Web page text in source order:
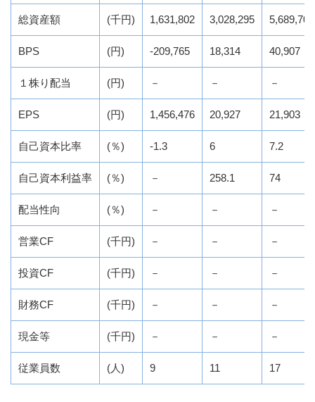
総資産額 (千円) 1,631,802 3,028,295 5,689,701
BPS (円) -209,765 18,314 40,907
１株り配当 (円) － － －
EPS (円) 1,456,476 20,927 21,903
自己資本比率 (％) -1.3 6 7.2
自己資本利益率 (％) － 258.1 74
配当性向 (％) － － －
営業CF (千円) － － －
投資CF (千円) － － －
財務CF (千円) － － －
現金等 (千円) － － －
従業員数 (人) 9 11 17